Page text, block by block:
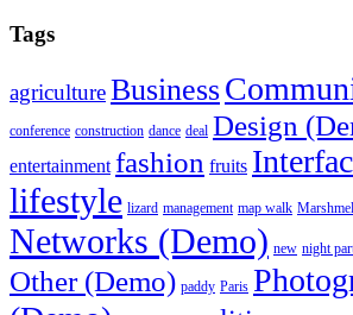
Tags
agricultureBusiness
conference construction dance deal Design
entertainment fashion fruits
lifestyle lizard management map walk
Networks (Demo) new night
Other (Demo) paddy Paris